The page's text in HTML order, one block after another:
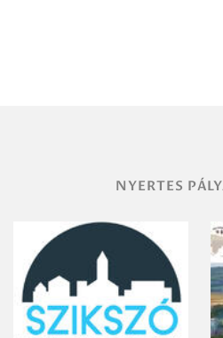
NYERTES